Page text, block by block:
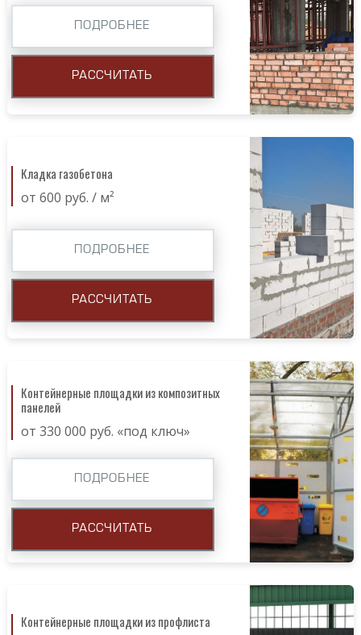
ПОДРОБНЕЕ
РАССЧИТАТЬ
Кладка газобетона
от 600 руб. / м²
ПОДРОБНЕЕ
РАССЧИТАТЬ
Контейнерные площадки из композитных
панелей
от 330 000 руб. «под ключ»
ПОДРОБНЕЕ
РАССЧИТАТЬ
Контейнерные площадки из профлиста